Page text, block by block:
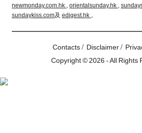
newmonday.com.hk , orientalsunday.hk ,
sundaykiss.com及 edigest.hk 。
Contacts/ Disclaimer/
Copyright © 2026 - All Rights